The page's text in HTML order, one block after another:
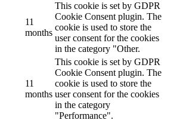
11
months
This cookie is set by GDPR
Cookie Consent plugin. The
cookie is used to store the
user consent for the cookies
in the category "Other.
11
months
This cookie is set by GDPR
Cookie Consent plugin. The
cookie is used to store the
user consent for the cookies
in the category
"Performance".